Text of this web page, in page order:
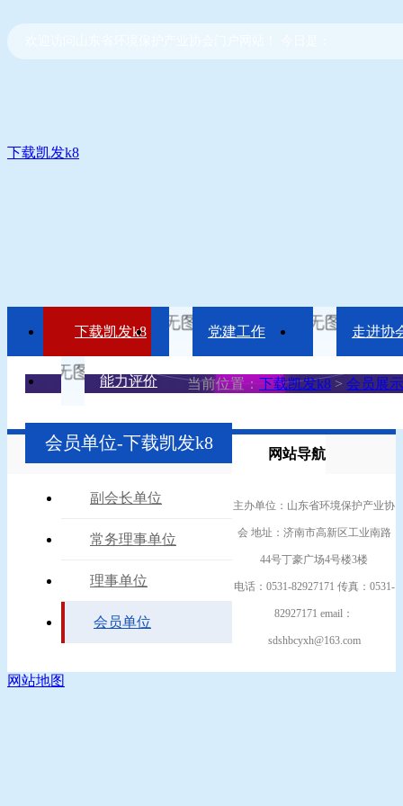
下载凯发k8
下载凯发k8 党建工作 走进协
能力评价 当前位置： 下载凯发k8 > 会员展示
会员单位-下载凯发k8
副会长单位
常务理事单位
理事单位
会员单位
网站导航
主办单位：山东省环境保护产业协
会 地址：济南市高新区工业南路
44号丁豪广场4号楼3楼
电话：0531-82927171 传真：0531-
82927171 email：
sdshbcyxh@163.com
网站地图